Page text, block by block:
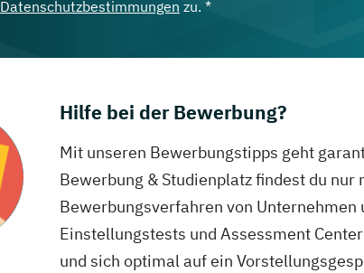
Datenschutzbestimmungen zu. *
Hilfe bei der Bewerbung?
Mit unseren Bewerbungstipps geht
Bewerbung & Studienplatz findest du
Bewerbungsverfahren von
Einstellungstests und Assessment
und sich optimal auf ein